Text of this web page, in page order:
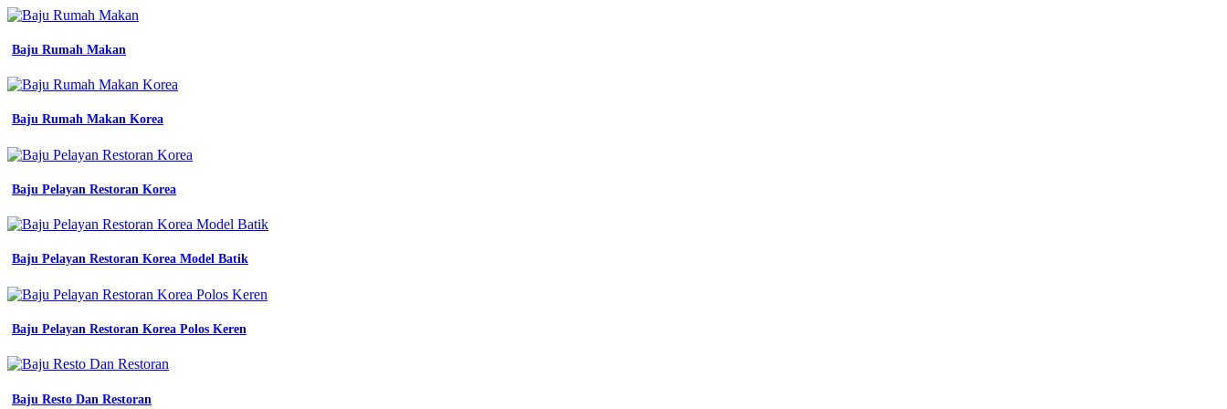
seragam
putih
smp
osis
seragam
gambar
osis
seragam
sekolah
smp
osis
lengan
panjang
indonesia
Jas
30
Baju Rumah Makan
Baju Rumah Makan Korea
Baju Pelayan Restoran Korea
Baju Pelayan Restoran Korea Model Batik
Baju Pelayan Restoran Korea Polos Keren
Baju Resto Dan Restoran